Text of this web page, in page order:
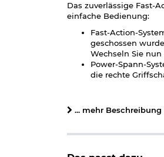
Das zuverlässige Fast-
einfache Bedienung:
Fast-Action-
geschossen
Wechseln Sie
Power-Spann-
die rechte
brüniert mit
Colt Government
... mehr Beschreibung